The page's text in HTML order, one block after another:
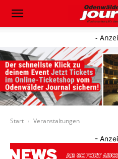
-
Start Veranstaltungen
-